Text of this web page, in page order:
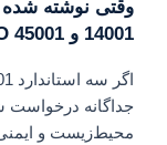
14001 و ISO 45001»
جداگانه درخواست